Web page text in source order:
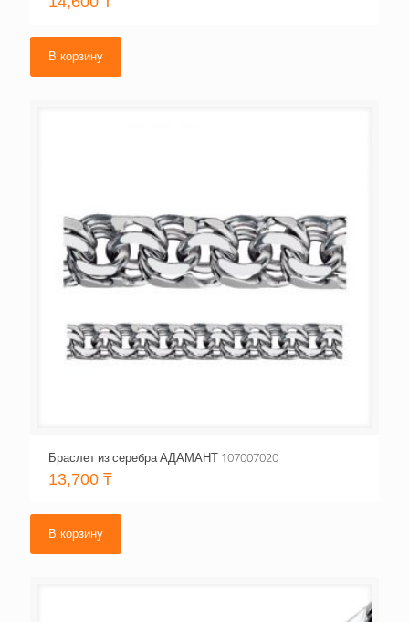
В корзину
Браслет из серебра АДАМАНТ 107007020
13,700 ₸
В корзину